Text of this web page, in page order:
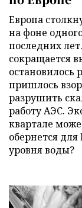
Европа
на фоне
последних
сокращается
остановилось
пришлось
разрушить
работу АЭС.
квартале
обернется
уровня воды?